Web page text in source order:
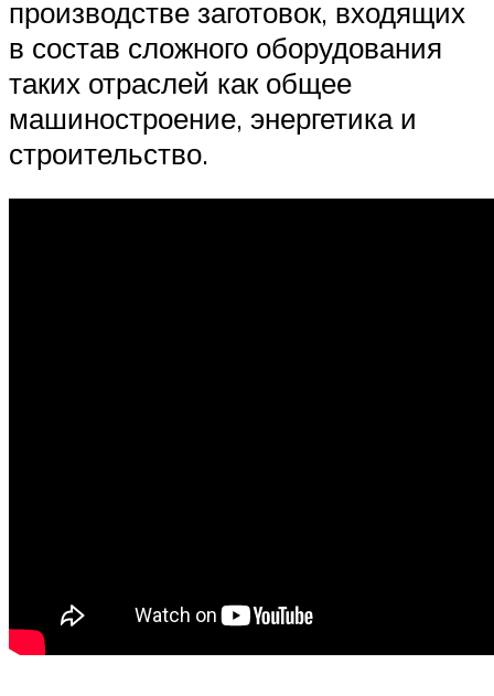
производстве заготовок, входящих
в состав сложного оборудования
таких отраслей как общее
машиностроение, энергетика и
строительство.